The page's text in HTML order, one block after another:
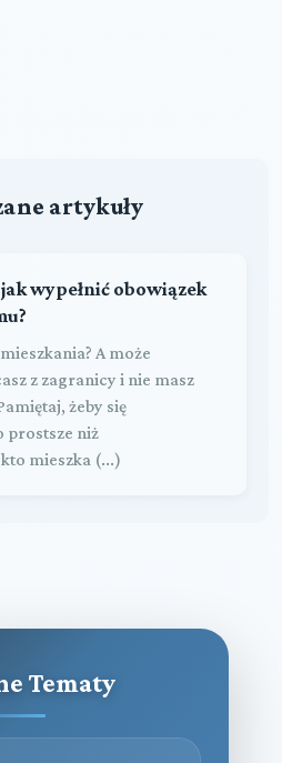
artykuły
wypełnić obowiązek
A może
z zagranicy i nie masz
żeby się
prostsze niż
mieszka (...)
Tematy